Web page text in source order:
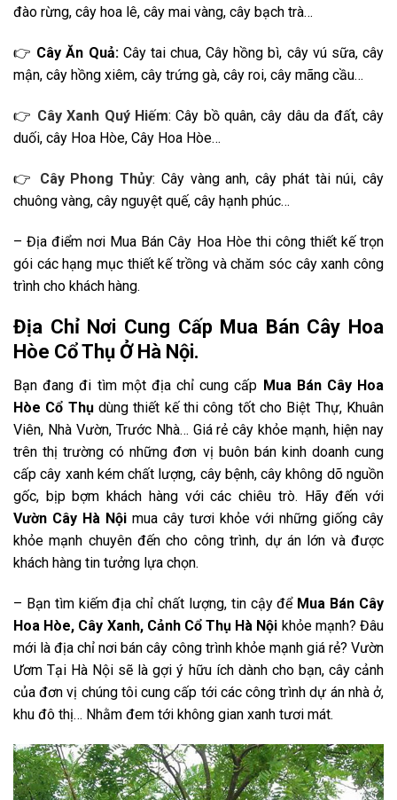
đào rừng, cây hoa lê, cây mai vàng, cây bạch trà…
👉 Cây Ăn Quả:Cây tai chua, Cây hồng bì, cây vú sữa, cây
mận, cây hồng xiêm, cây trứng gà, cây roi, cây mãng cầu…
👉 Cây Xanh Quý Hiếm: Cây bồ quân, cây dâu da đất, cây
duối, cây Hoa Hòe, Cây Hoa Hòe…
👉 Cây Phong Thủy: Cây vàng anh, cây phát tài núi, cây
chuông vàng, cây nguyệt quế, cây hạnh phúc…
– Địa điểm nơi Mua Bán Cây Hoa Hòe thi công thiết kế trọn
gói các hạng mục thiết kế trồng và chăm sóc cây xanh công
trình cho khách hàng.
Địa Chỉ Nơi Cung Cấp Mua Bán Cây Hoa
Hòe Cổ Thụ Ở Hà Nội.
Bạn đang đi tìm một địa chỉ cung cấp Mua Bán Cây Hoa
Hòe Cổ Thụ dùng thiết kế thi công tốt cho Biệt Thự, Khuân
Viên, Nhà Vườn, Trước Nhà… Giá rẻ cây khỏe mạnh, hiện nay
trên thị trường có những đơn vị buôn bán kinh doanh cung
cấp cây xanh kém chất lượng, cây bệnh, cây không dõ nguồn
gốc, bịp bợm khách hàng với các chiêu trò. Hãy đến với
Vườn Cây Hà Nội mua cây tươi khỏe với những giống cây
khỏe mạnh chuyên đến cho công trình, dự án lớn và được
khách hàng tin tưởng lựa chọn.
– Bạn tìm kiếm địa chỉ chất lượng, tin cậy để Mua Bán Cây
Hoa Hòe, Cây Xanh, Cảnh Cổ Thụ Hà Nội khỏe mạnh? Đâu
mới là địa chỉ nơi bán cây công trình khỏe mạnh giá rẻ? Vườn
Ươm Tại Hà Nội sẽ là gợi ý hữu ích dành cho bạn, cây cảnh
của đơn vị chúng tôi cung cấp tới các công trình dự án nhà ở,
khu đô thị… Nhằm đem tới không gian xanh tươi mát.